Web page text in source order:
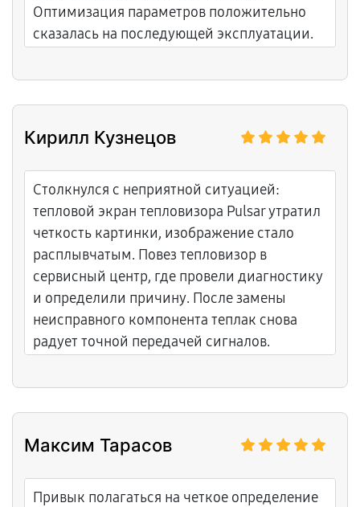
Оптимизация параметров положительно
сказалась на последующей эксплуатации.
Кирилл Кузнецов
Столкнулся с неприятной ситуацией:
тепловой экран тепловизора Pulsar утратил
четкость картинки, изображение стало
расплывчатым. Повез тепловизор в
сервисный центр, где провели диагностику
и определили причину. После замены
неисправного компонента теплак снова
радует точной передачей сигналов.
Максим Тарасов
Привык полагаться на четкое определение